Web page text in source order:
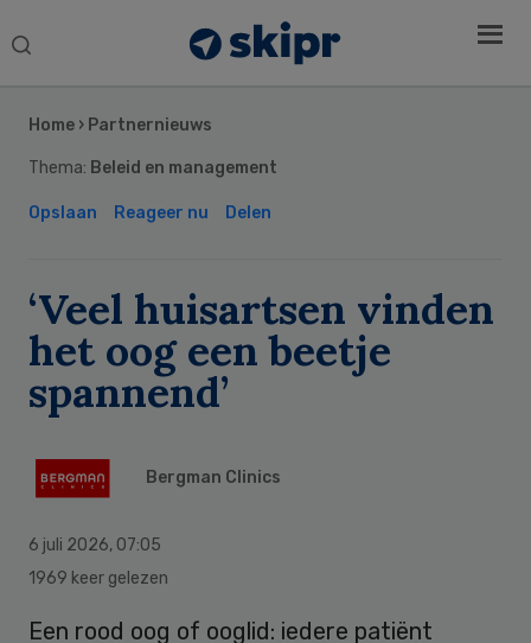
Search
Home › Partnernieuws
Thema: Beleid en management
Opslaan Reageer nu Delen
‘Veel huisartsen vinden
het oog een beetje
spannend’
Bergman Clinics
6 juli 2026, 07:05
1969 keer gelezen
Een rood oog of ooglid: iedere patiënt
Sidebar